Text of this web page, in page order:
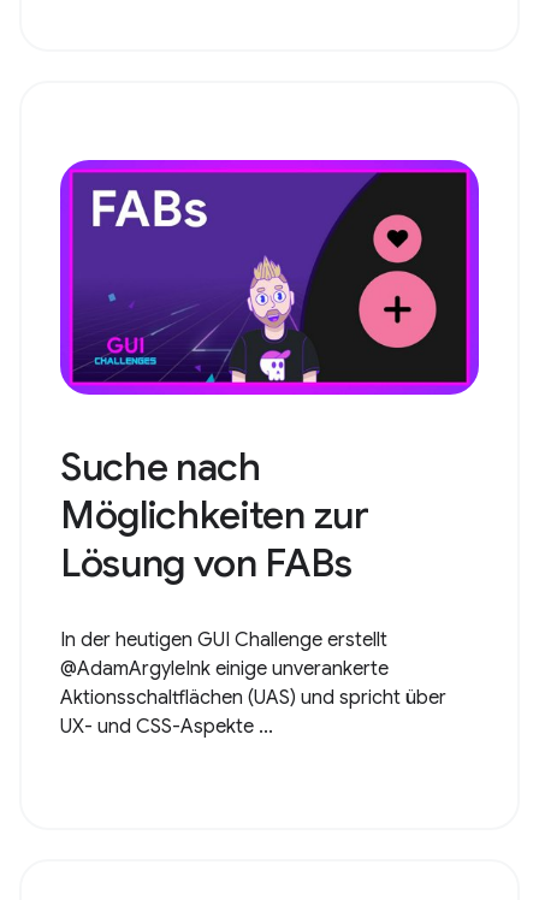
Suche nach
Möglichkeiten zur
Lösung von FABs
In der heutigen GUI Challenge erstellt
@AdamArgyleInk einige unverankerte
Aktionsschaltflächen (UAS) und spricht über
UX- und CSS-Aspekte ...